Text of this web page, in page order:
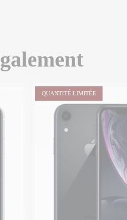
QUANTITÉ LIMITÉE